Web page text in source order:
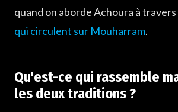
quand on aborde Achoura à travers
qui circulent sur Mouharram.
Qu'est-ce qui rassemble
les deux traditions ?